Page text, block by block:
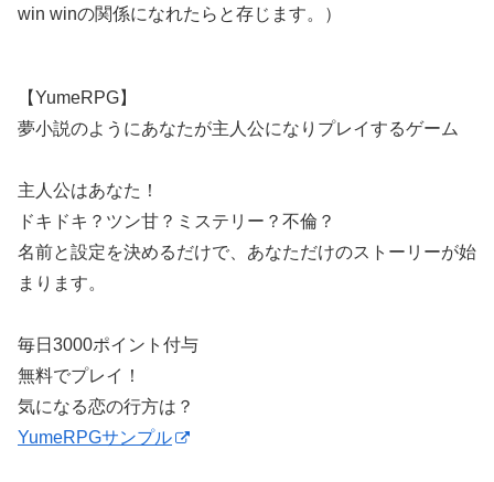
win winの関係になれたらと存じます。）
【YumeRPG】
夢小説のようにあなたが主人公になりプレイするゲーム
主人公はあなた！
ドキドキ？ツン甘？ミステリー？不倫？
名前と設定を決めるだけで、あなただけのストーリーが始
まります。
毎日3000ポイント付与
無料でプレイ！
気になる恋の行方は？
YumeRPGサンプル